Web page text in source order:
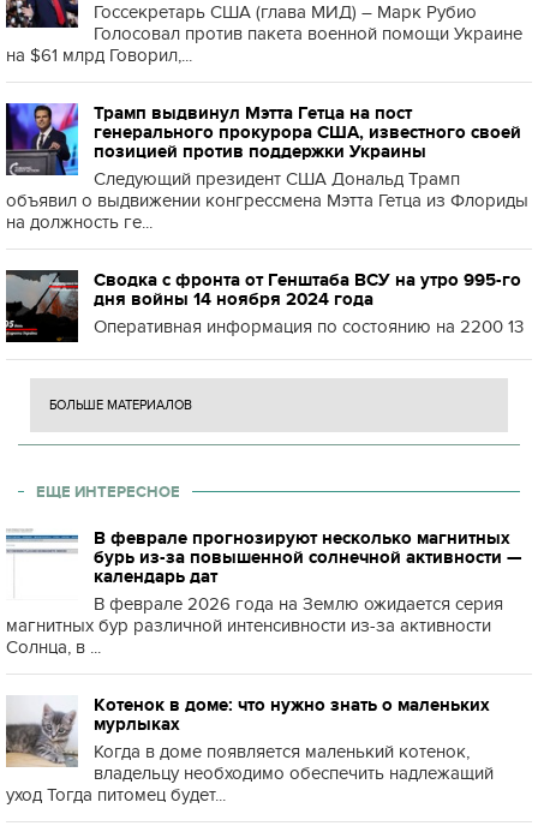
Госсекретарь США (глава МИД) – Марк Рубио
Голосовал против пакета военной помощи Украине
на $61 млрд Говорил,...
Трамп выдвинул Мэтта Гетца на пост
генерального прокурора США, известного своей
позицией против поддержки Украины
Следующий президент США Дональд Трамп
объявил о выдвижении конгрессмена Мэтта Гетца из Флориды
на должность ге...
Сводка с фронта от Генштаба ВСУ на утро 995-го
дня войны 14 ноября 2024 года
Оперативная информация по состоянию на 2200 13
БОЛЬШЕ МАТЕРИАЛОВ
ЕЩЕ ИНТЕРЕСНОЕ
В феврале прогнозируют несколько магнитных
бурь из-за повышенной солнечной активности —
календарь дат
В феврале 2026 года на Землю ожидается серия
магнитных бур различной интенсивности из-за активности
Солнца, в ...
Котенок в доме: что нужно знать о маленьких
мурлыках
Когда в доме появляется маленький котенок,
владельцу необходимо обеспечить надлежащий
уход Тогда питомец будет...